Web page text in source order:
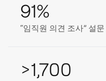
91%
“임직원 의견 조사” 설
>1,700